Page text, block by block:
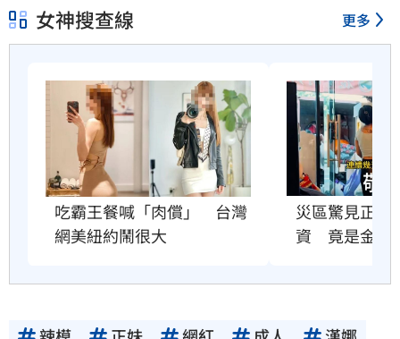
女神搜查線 更多
吃霸王餐喊「肉償」　台灣
網美紐約鬧很大
災區驚見正妹
資　竟是金牌